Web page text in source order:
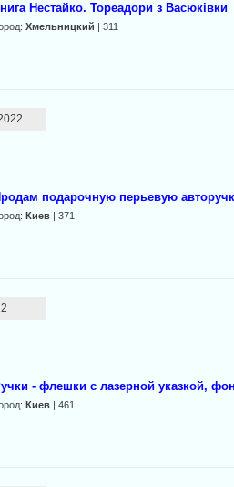
Нестайко. Тореадори з Васюківки
Хмельницкий | 311
подарочную перьевую
Киев| 371
- флешки с лазерной указкой,
Киев| 461